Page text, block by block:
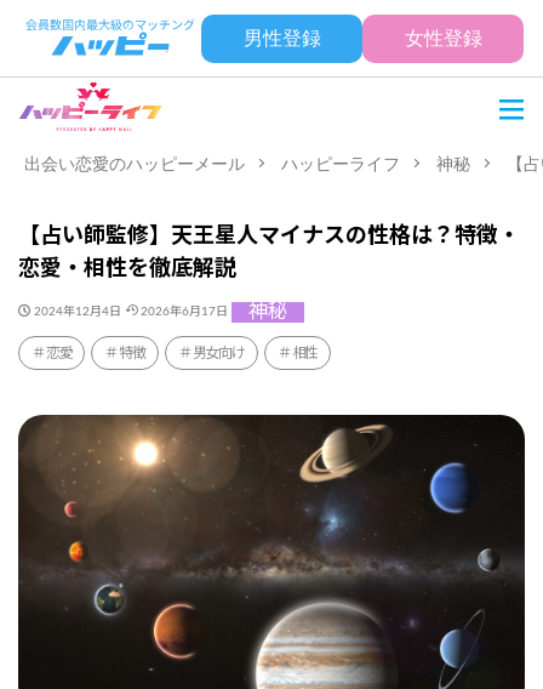
男性登録 女性登録
出会い恋愛のハッピーメール ハッピーライフ 神秘 【
【占い師監修】天王星人マイナスの性格は？特徴・
恋愛・相性を徹底解説
2024年12月4日 2026年6月17日 神秘
恋愛 特徴 男女向け 相性